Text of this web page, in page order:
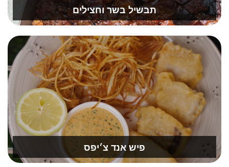
תבשיל בשר וחצילים
פיש אנד צ׳יפס